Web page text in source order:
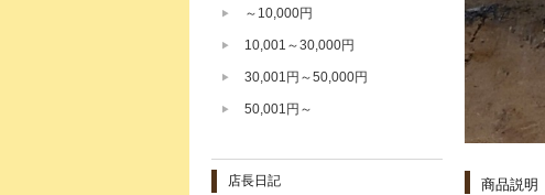
商品説明
～10,000円
10,001～30,000円
30,001円～50,000円
50,001円～
店長日記